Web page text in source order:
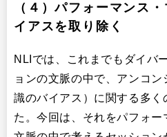
（４）パフォーマンス
イアスを取り除く
NLIでは、これまでもダイバ
ョンの文脈の中で、アンコ
識のバイアス）に関する多く
た。今回は、それをパフォ